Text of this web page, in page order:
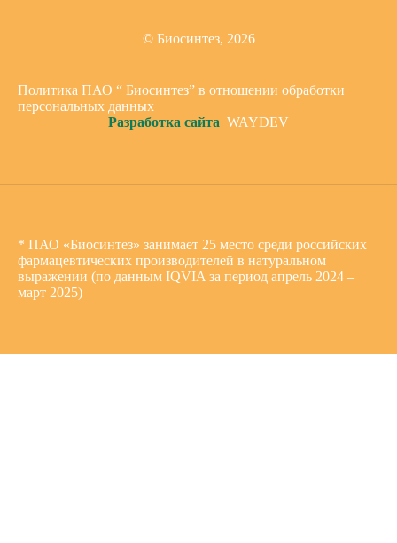
© Биосинтез, 2026
Политика ПАО “ Биосинтез” в отношении обработки
персональных данных
Разработка сайта WAYDEV
* ПАО «Биосинтез» занимает 25 место среди российских
фармацевтических производителей в натуральном
выражении (по данным IQVIA за период апрель 2024 –
март 2025)